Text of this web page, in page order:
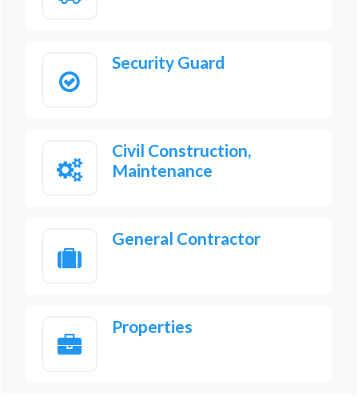
Security Guard
Civil Construction,
Maintenance
General Contractor
Properties